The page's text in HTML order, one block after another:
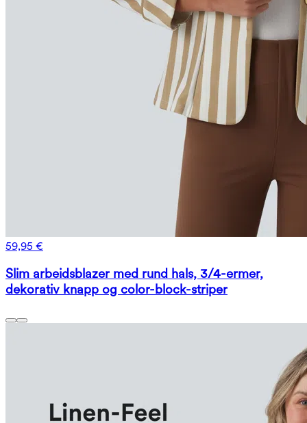
59,95 €
Slim arbeidsblazer med rund hals, 3/4-ermer,
dekorativ knapp og color-block-striper